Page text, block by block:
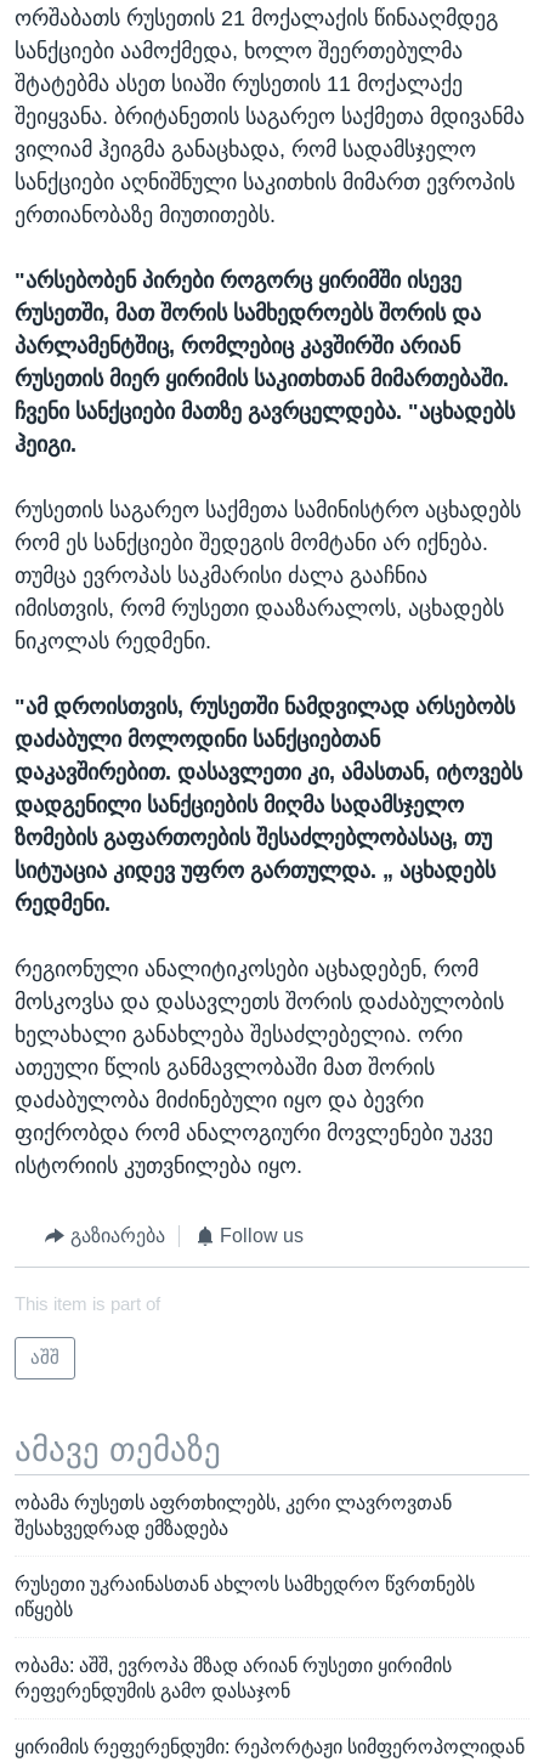
ორშაბათს რუსეთის 21 მოქალაქის წინააღმდეგ
სანქციები აამოქმედა, ხოლო შეერთებულმა
შტატებმა ასეთ სიაში რუსეთის 11 მოქალაქე
შეიყვანა. ბრიტანეთის საგარეო საქმეთა მდივანმა
ვილიამ ჰეიგმა განაცხადა, რომ სადამსჯელო
სანქციები აღნიშნული საკითხის მიმართ ევროპის
ერთიანობაზე მიუთითებს.
"არსებობენ პირები როგორც ყირიმში ისევე
რუსეთში, მათ შორის სამხედროებს შორის და
პარლამენტშიც, რომლებიც კავშირში არიან
რუსეთის მიერ ყირიმის საკითხთან მიმართებაში.
ჩვენი სანქციები მათზე გავრცელდება. "აცხადებს
ჰეიგი.
რუსეთის საგარეო საქმეთა სამინისტრო აცხადებს
რომ ეს სანქციები შედეგის მომტანი არ იქნება.
თუმცა ევროპას საკმარისი ძალა გააჩნია
იმისთვის, რომ რუსეთი დააზარალოს, აცხადებს
ნიკოლას რედმენი.
"ამ დროისთვის, რუსეთში ნამდვილად არსებობს
დაძაბული მოლოდინი სანქციებთან
დაკავშირებით. დასავლეთი კი, ამასთან, იტოვებს
დადგენილი სანქციების მიღმა სადამსჯელო
ზომების გაფართოების შესაძლებლობასაც, თუ
სიტუაცია კიდევ უფრო გართულდა. „ აცხადებს
რედმენი.
რეგიონული ანალიტიკოსები აცხადებენ, რომ
მოსკოვსა და დასავლეთს შორის დაძაბულობის
ხელახალი განახლება შესაძლებელია. ორი
ათეული წლის განმავლობაში მათ შორის
დაძაბულობა მიძინებული იყო და ბევრი
ფიქრობდა რომ ანალოგიური მოვლენები უკვე
ისტორიის კუთვნილება იყო.
გაზიარება Follow us
This item is part of
აშშ
ამავე თემაზე
ობამა რუსეთს აფრთხილებს, კერი ლავროვთან
შესახვედრად ემზადება
რუსეთი უკრაინასთან ახლოს სამხედრო წვრთნებს
იწყებს
ობამა: აშშ, ევროპა მზად არიან რუსეთი ყირიმის
რეფერენდუმის გამო დასაჯონ
ყირიმის რეფერენდუმი: რეპორტაჟი სიმფეროპოლიდან